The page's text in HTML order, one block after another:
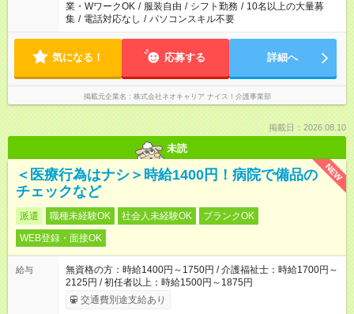
業・WワークOK / 服装自由 / シフト勤務 / 10名以上の大量募
集 / 電話対応なし / パソコンスキル不要
気になる！ 応募する 詳細へ
掲載元企業名 株式会社ネオキャリア ナイス！介護事業部
掲載日：2026.08.10
未読
NEW
＜医療行為はナシ＞時給1400円！病院で備品の
チェックなど
派遣 職種未経験OK 社会人未経験OK
ブランクOK
WEB登録・面接OK
給与
無資格の方：時給1400円～1750円 / 介護福祉士：時給1700円～
2125円 / 初任者以上：時給1500円～1875円
交通費別途支給あり